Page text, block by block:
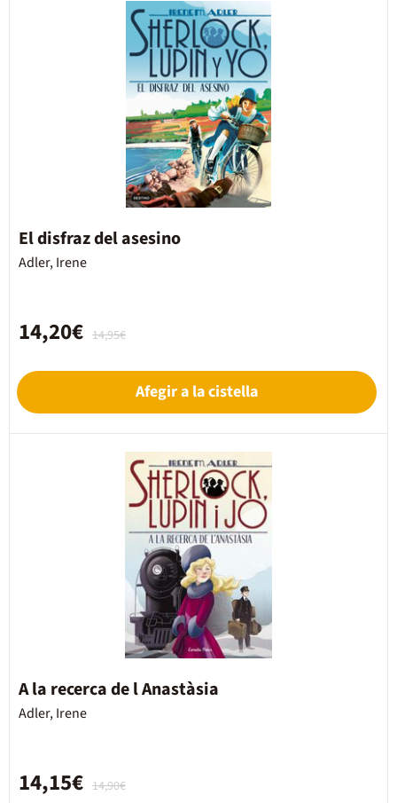
El disfraz del asesino
Adler, Irene
14,95€
14,20€
Afegir a la cistella
A la recerca de l Anastàsia
Adler, Irene
14,90€
14,15€